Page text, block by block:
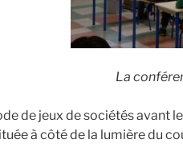
La
de jeux de sociétés avant
à côté de la lumière du